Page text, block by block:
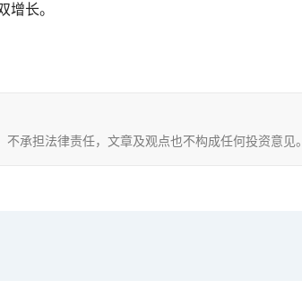
增长。
承担法律责任，文章及观点也不构成任何投资意见。